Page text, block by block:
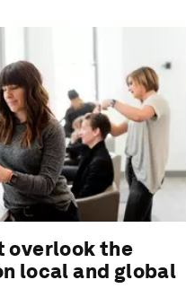
overlook the
local and global